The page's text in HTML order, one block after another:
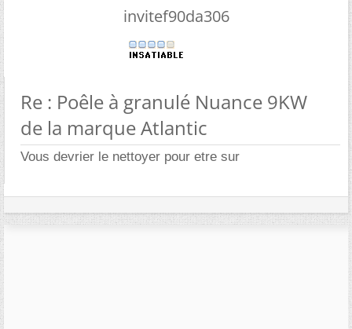
invitef90da306
Re : Poêle à granulé Nuance 9KW
de la marque Atlantic
Vous devrier le nettoyer pour etre sur